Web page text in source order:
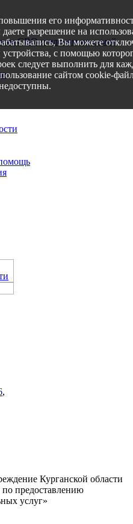
СВО и членам их семей
,
Курганской области
предоставлению
услуг»
его
разрешение на
Вы можете
устройства, с помощью
следует выполнить для
сайтом cookie-